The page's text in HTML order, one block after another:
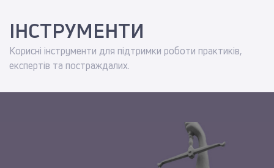
ІНСТРУМЕНТИ
Корисні інструменти для підтримки роботи практиків,
експертів та постраждалих.